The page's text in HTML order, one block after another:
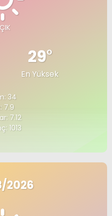
29°
En Yüksek
34
7.9
7.12
1013
2026